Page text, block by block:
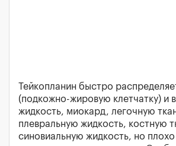
Тейкопланин быстро
(подкожно-жировую клетчатку) и
жидкость, миокард, легочную
плевральную жидкость, костную
синовиальную жидкость, но